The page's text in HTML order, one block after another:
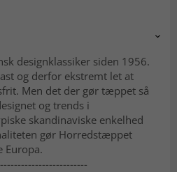
designklassiker siden 1956.
og derfor ekstremt let at
Men det der gør tæppet så
og trends i
skandinaviske enkelhed
gør Horredstæppet
Europa.